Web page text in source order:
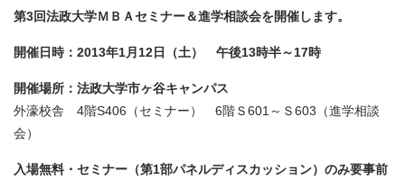
第3回法政大学ＭＢＡセミナー＆進学相談会を開催します。
開催日時：2013年1月12日（土） 午後13時半～17時
開催場所：法政大学市ヶ谷キャンパス
外濠校舎 4階S406（セミナー） 6階Ｓ601～Ｓ603（進学相談
会）
入場無料・セミナー（第1部パネルディスカッション）のみ要事前